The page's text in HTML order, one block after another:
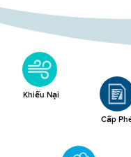
Khiếu Nại
Cấp